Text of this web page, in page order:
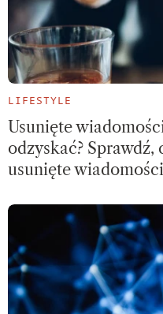
LIFESTYLE
Usunięte
odzyskać? Sprawdź,
usunięte